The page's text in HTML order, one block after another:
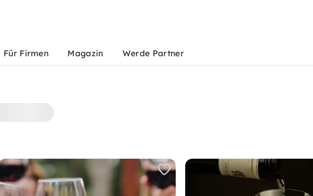
Für Firmen Magazin Werde Partner